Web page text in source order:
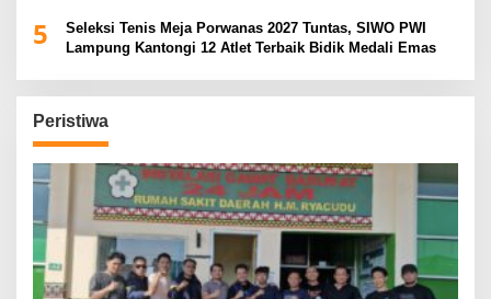
5
Seleksi Tenis Meja Porwanas 2027 Tuntas, SIWO PWI
Lampung Kantongi 12 Atlet Terbaik Bidik Medali Emas
Peristiwa